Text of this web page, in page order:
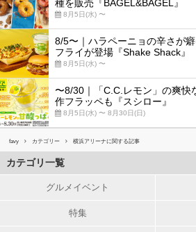
種を販売『BAGEL&BAGEL』
8月5日(水) 〜
8/5〜｜ハラペーニョの辛さが
フライが登場『Shake Shack』
8月5日(水) 〜
〜8/30｜「C.C.レモン」の爽快
作フラッペも『スシロー』
8月5日(水) 〜 8月30日(日)
favy カテゴリー 横浜アリーナに関する記事
カテゴリ一覧
グルメイベント
特集